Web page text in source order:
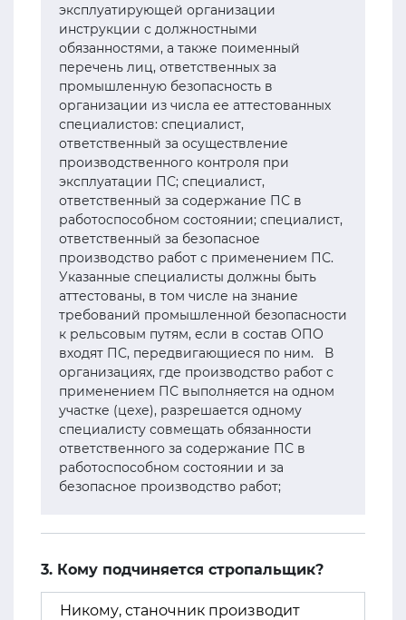
эксплуатирующей организации
инструкции с должностными
обязанностями, а также поименный
перечень лиц, ответственных за
промышленную безопасность в
организации из числа ее аттестованных
специалистов: специалист,
ответственный за осуществление
производственного контроля при
эксплуатации ПС; специалист,
ответственный за содержание ПС в
работоспособном состоянии; специалист,
ответственный за безопасное
производство работ с применением ПС.
Указанные специалисты должны быть
аттестованы, в том числе на знание
требований промышленной безопасности
к рельсовым путям, если в состав ОПО
входят ПС, передвигающиеся по ним. В
организациях, где производство работ с
применением ПС выполняется на одном
участке (цехе), разрешается одному
специалисту совмещать обязанности
ответственного за содержание ПС в
работоспособном состоянии и за
безопасное производство работ;
3. Кому подчиняется стропальщик?
Никому, станочник производит